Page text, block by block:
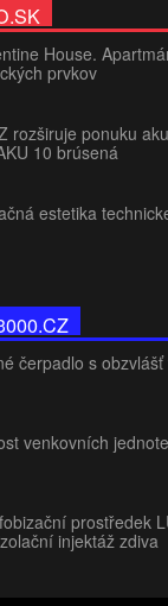
House.
prvkov
rozširuje ponuku
10 brúsená
estetika
čerpadlo s
venkovních
prostředek
injektáž zdiva